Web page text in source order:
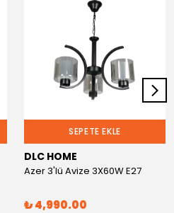
SEPETE EKLE
DLC HOME
Azer 3'lü Avize 3X60W E27
₺ 4,990.00